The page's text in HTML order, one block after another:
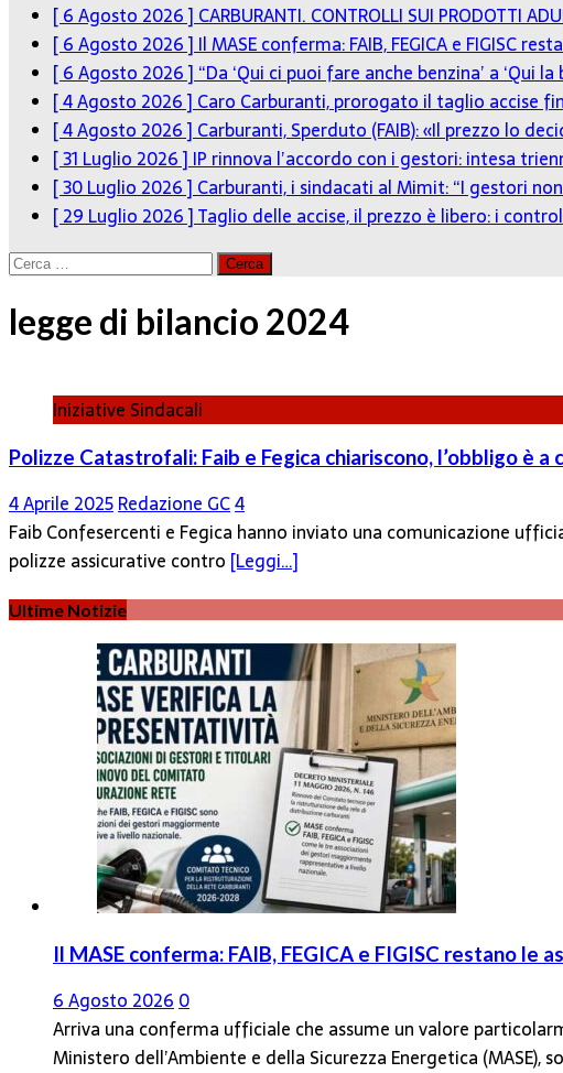
[ 6 Agosto 2026 ] CARBURANTI. CONTROLLI SUI PRODOTTI
[ 6 Agosto 2026 ] Il MASE conferma: FAIB, FEGICA e FIGISC
[ 6 Agosto 2026 ] “Da ‘Qui ci puoi fare anche benzina’ a ‘Qui
[ 4 Agosto 2026 ] Caro Carburanti, prorogato il taglio accise
[ 4 Agosto 2026 ] Carburanti, Sperduto (FAIB): «Il prezzo lo
[ 31 Luglio 2026 ] IP rinnova l’accordo con i gestori: intesa
[ 30 Luglio 2026 ] Carburanti, i sindacati al Mimit: “I gestori
[ 29 Luglio 2026 ]Taglio delle accise, il prezzo è libero: i
Ricerca
legge di bilancio 2024
Iniziative Sindacali
Polizze Catastrofali: Faib e Fegica chiariscono, l’obbligo è a
4 Aprile 2025Redazione GC4
Faib Confesercenti e Fegica hanno inviato una comunicazione
polizze assicurative contro [Leggi…]
Ultime Notizie
Il MASE conferma: FAIB, FEGICA e FIGISC restano
6 Agosto 20260
Arriva una conferma ufficiale che assume un valore
Ministero dell’Ambiente e della Sicurezza Energetica (MASE),